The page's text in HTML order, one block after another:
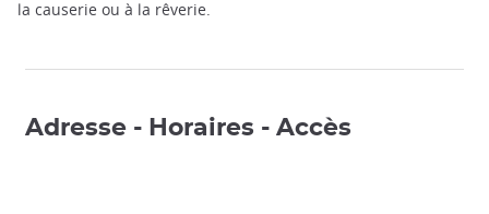
la causerie ou à la rêverie.
Adresse - Horaires - Accès